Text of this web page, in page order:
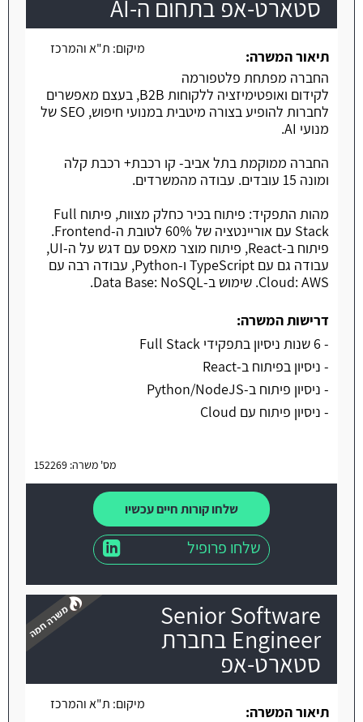
סטארט-אפ בתחום ה-AI
מיקום: ת"א והמרכז
תיאור המשרה:
החברה מפתחת פלטפורמה
לקידום ואופטימיזציה ללקוחות B2B, בעצם מאפשרים
לחברות להופיע בצורה מיטבית במנועי חיפוש, SEO של
מנועי AI.
החברה ממוקמת בתל אביב- קו רכבת+ רכבת קלה
ומונה 15 עובדים. עבודה מהמשרדים.
מהות התפקיד: פיתוח בכיר כחלק מצוות, פיתוח Full
Stack עם אוריינטציה של 60% לטובת ה-Frontend.
פיתוח ב-React, פיתוח מוצר מאפס עם דגש על ה-UI,
עבודה גם עם TypeScript ו-Python, עבודה רבה עם
Cloud: AWS. שימוש ב-Data Base: NoSQL.
דרישות המשרה:
- 6 שנות ניסיון בתפקידי Full Stack
- ניסיון בפיתוח ב-React
- ניסיון פיתוח ב-Python/NodeJS
- ניסיון פיתוח עם Cloud
מס' משרה: 152269
שלחו קורות חיים עכשיו
שלחו פרופיל
Senior Software
Engineer בחברת
סטארט-אפ
משרה חמה
מיקום: ת"א והמרכז
תיאור המשרה: